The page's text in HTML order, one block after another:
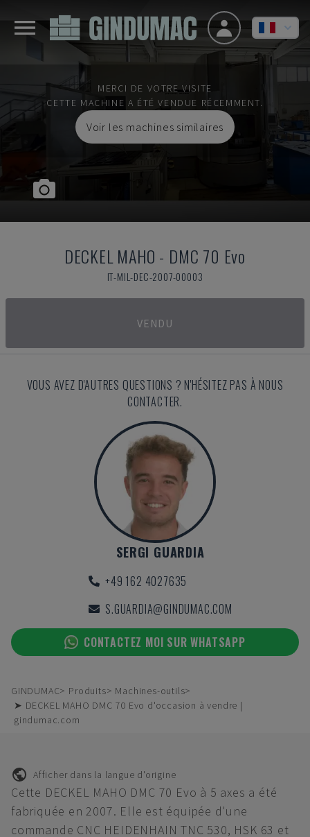
MERCI DE VOTRE VISITE
CETTE MACHINE A ÉTÉ VENDUE RÉCEMMENT.
Voir les machines similaires
DECKEL MAHO - DMC 70 Evo
IT-MIL-DEC-2007-00003
VENDU
VOUS AVEZ D'AUTRES QUESTIONS ? N'HÉSITEZ PAS À NOUS
CONTACTER.
SERGI GUARDIA
+49 162 4027635
S.GUARDIA@GINDUMAC.COM
CONTACTEZ MOI SUR WHATSAPP
GINDUMAC Produits
Machines-outils
➤ DECKEL MAHO DMC 70 Evo d'occasion à vendre |
gindumac.com
Afficher dans la langue d'origine
Cette DECKEL MAHO DMC 70 Evo à 5 axes a été
fabriquée en 2007. Elle est équipée d'une
commande CNC HEIDENHAIN TNC 530, HSK 63 et